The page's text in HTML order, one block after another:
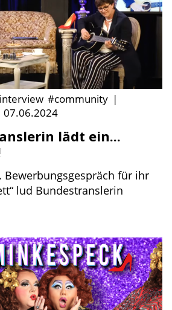
#community |
07.06.2024
lädt ein...
Bewerbungsgespräch für ihr
lud Bundestranslerin